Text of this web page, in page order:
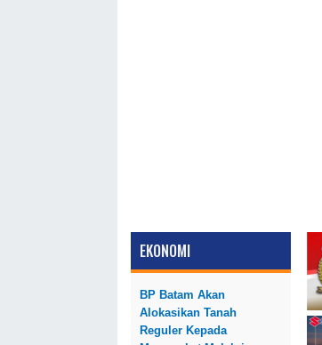
EKONOMI
BP Batam Akan
Alokasikan Tanah
Reguler Kepada